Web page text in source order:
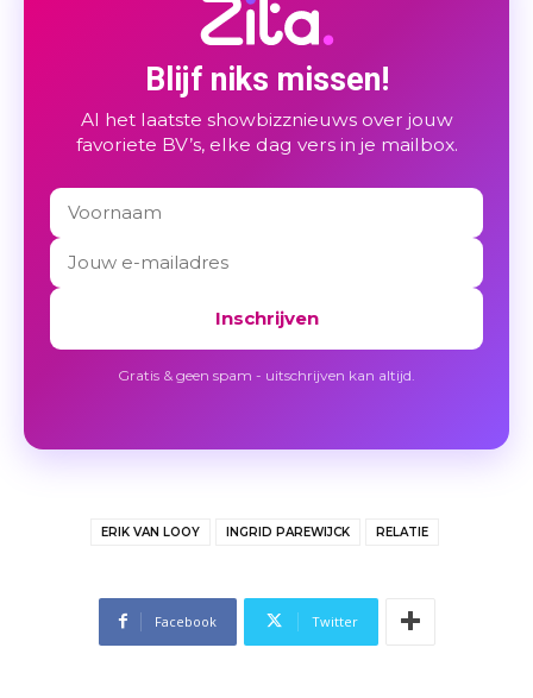
Blijf niks missen!
Al het laatste showbizznieuws over jouw
favoriete BV’s, elke dag vers in je mailbox.
Inschrijven
Gratis & geen spam - uitschrijven kan altijd.
ERIK VAN LOOY INGRID PAREWIJCK RELATIE
Facebook Twitter